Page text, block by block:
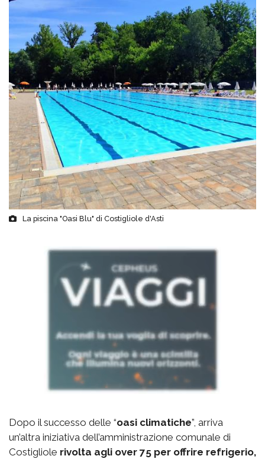
La piscina "Oasi Blu" di Costigliole d'Asti
Dopo il successo delle “oasi climatiche”, arriva
un’altra iniziativa dell’amministrazione comunale di
Costigliole rivolta agli over 75 per offrire refrigerio,